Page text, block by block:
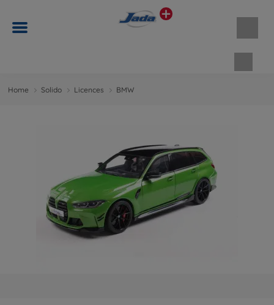
Home Solido Licences BMW